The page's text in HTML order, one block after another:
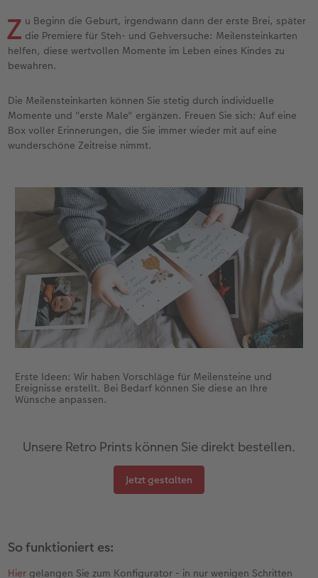
Jahrbuch gestalten
CEWE FOTOBUCH Kids
Schuber
Designvorlagen
Foto-Kochbuch
Kundenbeispiele
Webinare
CEWE myPhotos
Gestaltungsideen
Inspiration
Bilderboxen
Premium Poster
Fotosets
Sofortfotos
CEWE myPhotos
Neuheiten
Extras
Photo Streetmap Poster
Acrylglas
Foto auf Holz
Hartschaum
Gallery Print
hexxas
Willkommensschild
Wandgestaltung
Mehrteiler
Neuheiten
Dankeskarten Kommunion
Dankeskarten
Weitere Anlässe
Papierqualitäten
Klappkarten
Fotokarten
Postkarten
Karte mit Einsteckfoto
Einzelkarten
CEWE myPhotos
Textilien
Schule & Büro
Art Prints
Handyhüllen
Faber-Castell
Haustierwelt
Geschenkideen
Kundenbeispiele
CEWE Geschenkgutschein
Neuheiten
Wandkalender mit Design
NEU: Wandkalender Fineline
Neuheiten
Extras
CEWE myPhotos
Max Case
Smartflip
Cardholder
CEWE myPhotos
Neuheiten
nachhaltiger Schenken
Danke sagen
Geburtstagsgeschenke
Inspiration
Kundenbeispiele
App
Z u Beginn die Geburt, irgendwann dann der erste Brei, später
die Premiere für Steh- und Gehversuche: Meilensteinkarten
helfen, diese wertvollen Momente im Leben eines Kindes zu
bewahren.
Die Meilensteinkarten können Sie stetig durch individuelle
Momente und "erste Male" ergänzen. Freuen Sie sich: Auf eine
Box voller Erinnerungen, die Sie immer wieder mit auf eine
wunderschöne Zeitreise nimmt.
Erste Ideen: Wir haben Vorschläge für Meilensteine und
Ereignisse erstellt. Bei Bedarf können Sie diese an Ihre
Wünsche anpassen.
Unsere Retro Prints können Sie direkt bestellen.
Jetzt gestalten
So funktioniert es:
Hier gelangen Sie zum Konfigurator - in nur wenigen Schritten